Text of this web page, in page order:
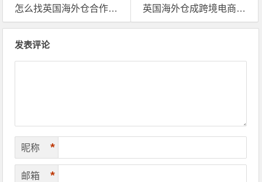
怎么找英国海外仓合作?有哪些英国海外仓
英国海外仓成跨境电商企业首选，旺季备货要注意这几点！
发表评论
昵称 *
邮箱 *